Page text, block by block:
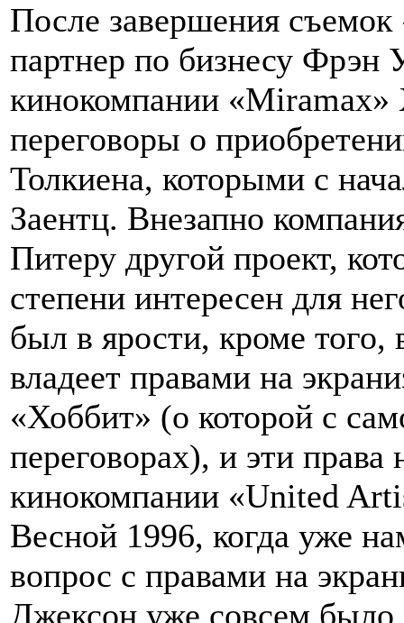
После завершения
партнер по бизнесу Фрэн
кинокомпании
переговоры о
Толкиена, которыми с
Заентц. Внезапно
Питеру другой проект,
степени интересен для
был в ярости, кроме того,
владеет правами на
«Хоббит» (о которой с
переговорах), и эти
кинокомпании «United
Весной 1996, когда уже
вопрос с правами на
Джексон уже совсем было